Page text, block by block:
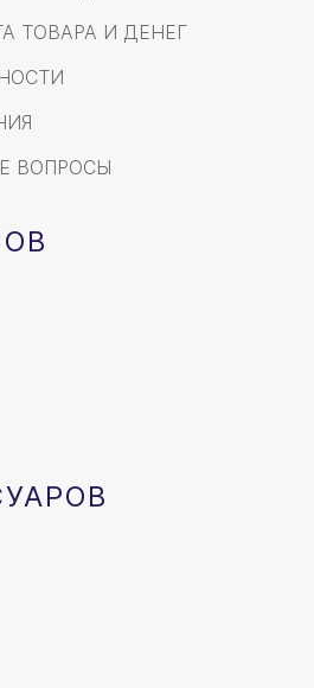
ТОВАРА И ДЕНЕГ
ВОПРОСЫ